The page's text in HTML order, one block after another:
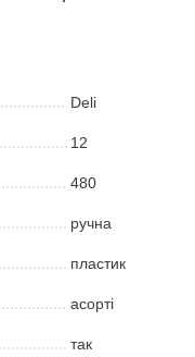
Deli
12
480
ручна
пластик
асорті
так